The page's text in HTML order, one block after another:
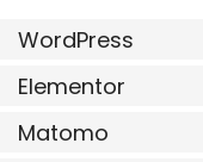
WordPress
Elementor
Matomo